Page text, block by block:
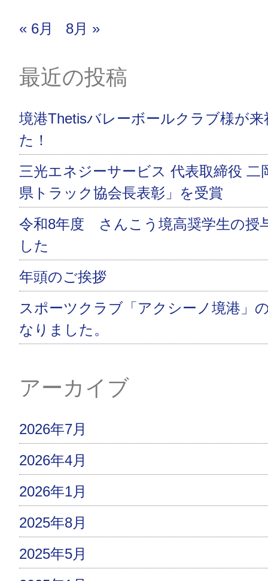
« 6月 8月 »
最近の投稿
境港Thetisバレーボールクラブ様が
た！
三光エネジーサービス 代表取締役 二
県トラック協会長表彰」を受賞
令和8年度 さんこう境高奨学生の授
した
年頭のご挨拶
スポーツクラブ「アクシーノ境港」
なりました。
アーカイブ
2026年7月
2026年4月
2026年1月
2025年8月
2025年5月